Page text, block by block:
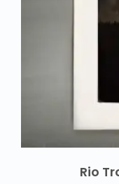
Rio